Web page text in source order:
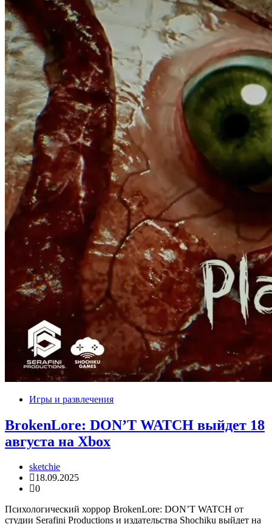
Игры и развлечения
BrokenLore: DON’T WATCH выйдет 18
августа на Xbox
sketchie
18.09.2025
0
Психологический хоррор BrokenLore: DON’T WATCH от
студии Serafini Productions и издательства Shochiku выйдет на